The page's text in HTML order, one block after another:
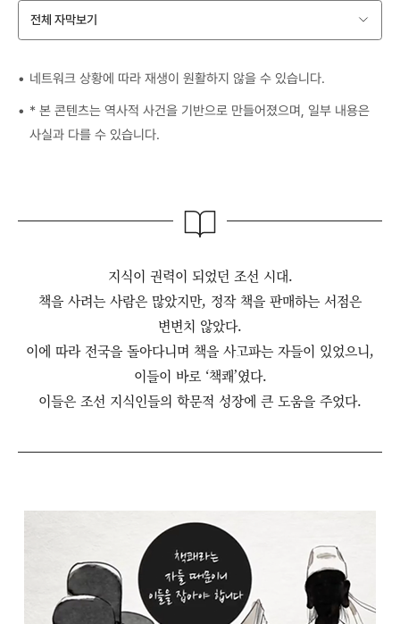
전체 자막보기
네트워크 상황에 따라 재생이 원활하지 않을 수 있습니다.
* 본 콘텐츠는 역사적 사건을 기반으로 만들어졌으며, 일부 내용은
사실과 다를 수 있습니다.
지식이 권력이 되었던 조선 시대.
책을 사려는 사람은 많았지만, 정작 책을 판매하는 서점은
변변치 않았다.
이에 따라 전국을 돌아다니며 책을 사고파는 자들이 있었으니,
이들이 바로 ‘책쾌’였다.
이들은 조선 지식인들의 학문적 성장에 큰 도움을 주었다.